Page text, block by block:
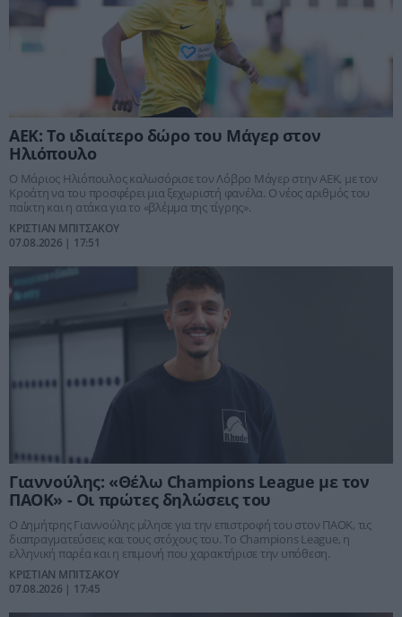
ΑΕΚ: Το ιδιαίτερο δώρο του Μάγερ στον
Ηλιόπουλο
Ο Μάριος Ηλιόπουλος καλωσόρισε τον Λόβρο Μάγερ στην ΑΕΚ, με τον
Κροάτη να του προσφέρει μια ξεχωριστή φανέλα. Ο νέος αριθμός του
παίκτη και η ατάκα για το «βλέμμα της τίγρης».
ΚΡΙΣΤΙΑΝ ΜΠΙΤΣΑΚΟΥ
07.08.2026 | 17:51
Γιαννούλης: «Θέλω Champions League με τον
ΠΑΟΚ» - Οι πρώτες δηλώσεις του
Ο Δημήτρης Γιαννούλης μίλησε για την επιστροφή του στον ΠΑΟΚ, τις
διαπραγματεύσεις και τους στόχους του. Το Champions League, η
ελληνική παρέα και η επιμονή που χαρακτήρισε την υπόθεση.
ΚΡΙΣΤΙΑΝ ΜΠΙΤΣΑΚΟΥ
07.08.2026 | 17:45